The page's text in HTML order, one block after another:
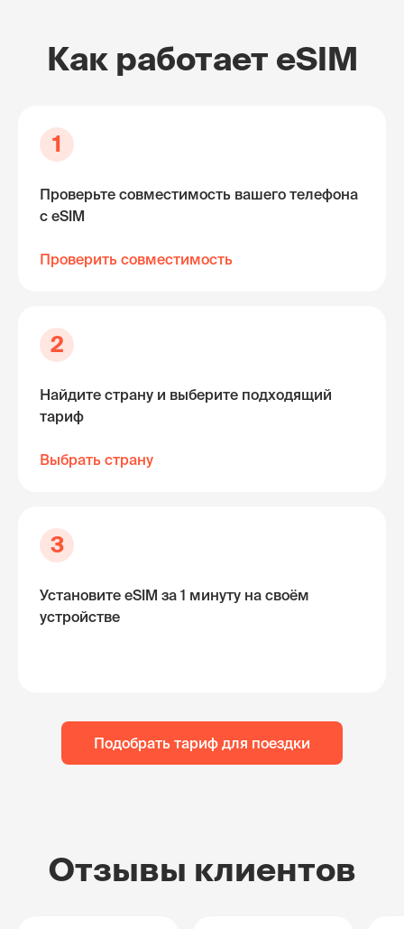
Как работает eSIM
1
Проверьте совместимость вашего телефона
с eSIM
Проверить совместимость
2
Найдите страну и выберите подходящий
тариф
Выбрать страну
3
Установите eSIM за 1 минуту на своём
устройстве
Подобрать тариф для поездки
Отзывы клиентов